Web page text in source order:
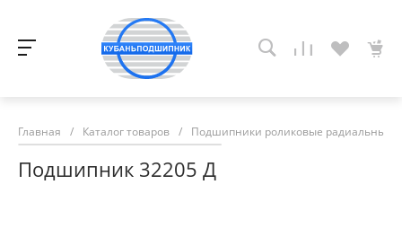
Главная / Каталог товаров / Подшипники роликовые радиальные
Подшипник 32205 Д